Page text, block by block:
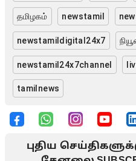
தமிழகம் newstamil
newstamildigital24x7
newstamil24x7channel
tamilnews
புதிய